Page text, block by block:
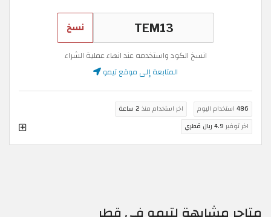
نسخ
انسخ الكود واستخدمه عند انهاء عملية الشراء
المتابعة إلى موقع تيمو
486 استخدام اليوم اخر استخدام منذ 2 ساعة
اخر توفير 4.9 ريال قطري